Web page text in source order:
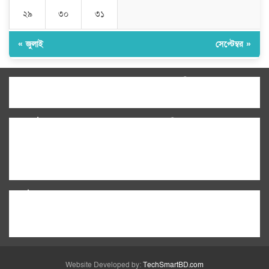
২৯ ৩০ ৩১
« জুলাই সেপ্টেম্বর »
Website Developed by:TechSmartBD.com